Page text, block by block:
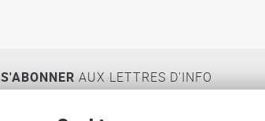
S'ABONNER AUX LETTRES D'INFO